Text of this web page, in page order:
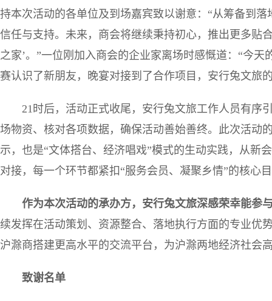
持本次活动的各单位及到场嘉宾致以谢意：“从筹备到
信任与支持。未来，商会将继续秉持初心，推出更多贴
之家’。”一位刚加入商会的企业家离场时感慨道：“今
赛认识了新朋友，晚宴对接到了合作项目，安行兔文旅
21时后，活动正式收尾，安行兔文旅工作人员有序
场物资、核对各项数据，确保活动善始善终。此次活动
示，也是“文体搭台、经济唱戏”模式的生动实践，从新
对接，每一个环节都紧扣“服务会员、凝聚乡情”的核心
作为本次活动的承办方，安行兔文旅深感荣幸能参
续发挥在活动策划、资源整合、落地执行方面的专业优
沪滁商搭建更高水平的交流平台，为沪滁两地经济社会
致谢名单